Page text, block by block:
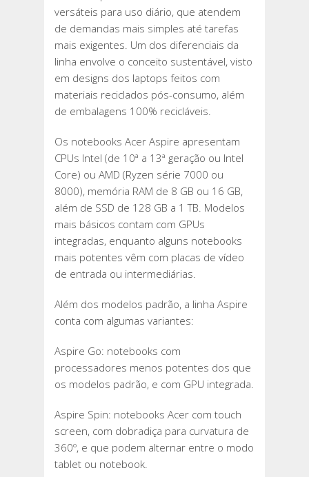
versáteis para uso diário, que atendem
de demandas mais simples até tarefas
mais exigentes. Um dos diferenciais da
linha envolve o conceito sustentável, visto
em designs dos laptops feitos com
materiais reciclados pós-consumo, além
de embalagens 100% recicláveis.
Os notebooks Acer Aspire apresentam
CPUs Intel (de 10ª a 13ª geração ou Intel
Core) ou AMD (Ryzen série 7000 ou
8000), memória RAM de 8 GB ou 16 GB,
além de SSD de 128 GB a 1 TB. Modelos
mais básicos contam com GPUs
integradas, enquanto alguns notebooks
mais potentes vêm com placas de vídeo
de entrada ou intermediárias.
Além dos modelos padrão, a linha Aspire
conta com algumas variantes:
Aspire Go: notebooks com
processadores menos potentes dos que
os modelos padrão, e com GPU integrada.
Aspire Spin: notebooks Acer com touch
screen, com dobradiça para curvatura de
360º, e que podem alternar entre o modo
tablet ou notebook.